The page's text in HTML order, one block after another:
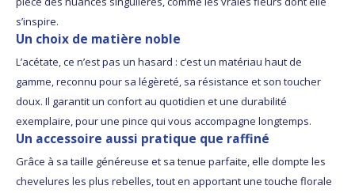
s’inspire.
Un choix de matière noble
L’acétate, ce n’est pas un hasard : c’est un matériau haut de
gamme, reconnu pour sa légèreté, sa résistance et son toucher
doux. Il garantit un confort au quotidien et une durabilité
exemplaire, pour une pince qui vous accompagne longtemps.
Un accessoire aussi pratique que raffiné
Grâce à sa taille généreuse et sa tenue parfaite, elle dompte les
chevelures les plus rebelles, tout en apportant une touche florale